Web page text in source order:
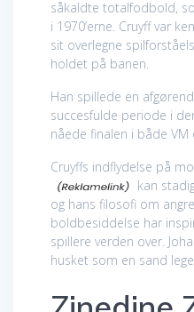
såkaldte totalfodbold,
i 1970’erne. Cruyff var
sit overlegne
holdet på banen.
Han spillede en
succesfulde periode i
nåede finalen i både VM
Cruyffs indflydelse på
kan
og hans filosofi om
boldbesiddelse har
spillere verden over.
husket som en sand